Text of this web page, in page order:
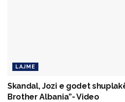
LAJME
Skandal, Jozi e godet
Brother Albania”- Video